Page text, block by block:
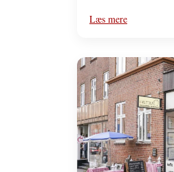
Læs mere